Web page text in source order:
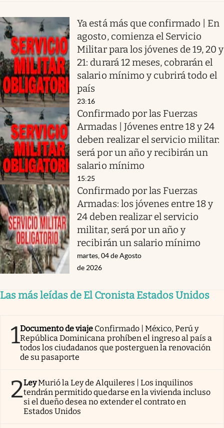
Ya está más que confirmado | En
agosto, comienza el Servicio
Militar para los jóvenes de 19, 20 y
21: durará 12 meses, cobrarán el
salario mínimo y cubrirá todo el
país
23:16
Confirmado por las Fuerzas
Armadas | Jóvenes entre 18 y 24
deben realizar el servicio militar:
será por un año y recibirán un
salario mínimo
15:25
Confirmado por las Fuerzas
Armadas: los jóvenes entre 18 y
24 deben realizar el servicio
militar, será por un año y
recibirán un salario mínimo
martes, 04 de Agosto
de 2026
Las más leídas de El Cronista Estados Unidos
1Documento de viaje Confirmado | México, Perú y
República Dominicana prohíben el ingreso al país a
todos los ciudadanos que posterguen la renovación
de su pasaporte
2LeyMurió la Ley de Alquileres | Los inquilinos
tendrán permitido quedarse en la vivienda incluso
si el dueño desea no extender el contrato en
Estados Unidos